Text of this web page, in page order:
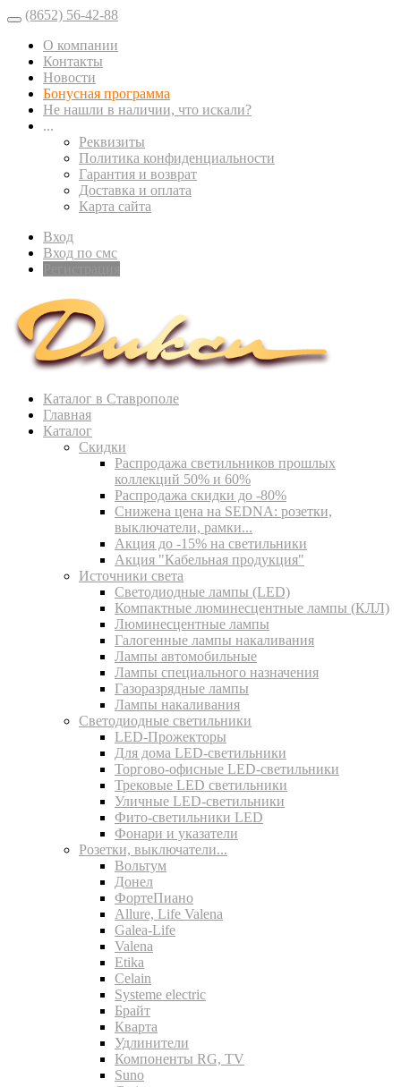
(8652) 56-42-88
О компании
Контакты
Новости
Бонусная программа
Не нашли в наличии, что искали?
...
Реквизиты
Политика конфиденциальности
Гарантия и возврат
Доставка и оплата
Карта сайта
Вход
Вход по смс
Каталог в Ставрополе
Главная
Каталог
Скидки
Распродажа светильников прошлых
коллекций 50% и 60%
Распродажа скидки до -80%
Cнижена цена на SEDNA: розетки,
выключатели, рамки...
Акция до -15% на светильники
Акция "Кабельная продукция"
Источники света
Светодиодные лампы (LED)
Компактные люминесцентные лампы (КЛЛ)
Люминесцентные лампы
Галогенные лампы накаливания
Лампы автомобильные
Лампы специального назначения
Газоразрядные лампы
Лампы накаливания
Светодиодные светильники
LED-Прожекторы
Для дома LED-светильники
Торгово-офисные LED-светильники
Трековые LED светильники
Уличные LED-светильники
Фито-светильники LED
Фонари и указатели
Розетки, выключатели...
Вольтум
Донел
ФортеПиано
Allure, Life Valena
Galea-Life
Valena
Etika
Celain
Systeme electric
Брайт
Кварта
Удлинители
Компоненты RG, TV
Suno